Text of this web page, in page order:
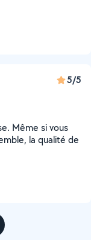
5/5
Même si vous
la qualité de